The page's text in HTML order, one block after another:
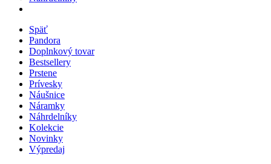
Späť
Pandora
Doplnkový tovar
Bestsellery
Prstene
Prívesky
Náušnice
Náramky
Náhrdelníky
Kolekcie
Novinky
Výpredaj